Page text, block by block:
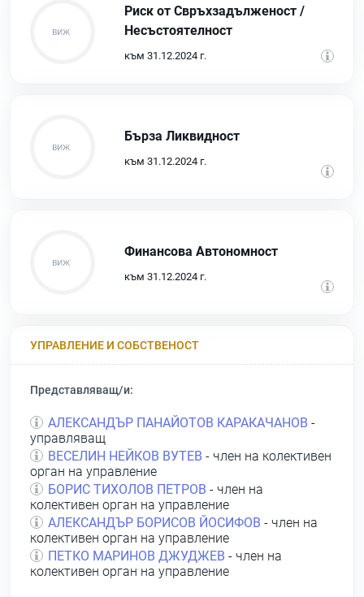
Риск от Свръхзадълженост /
Несъстоятелност
към 31.12.2024 г.
Бърза Ликвидност
към 31.12.2024 г.
Финансова Автономност
към 31.12.2024 г.
УПРАВЛЕНИЕ И СОБСТВЕНОСТ
Представляващ/и:
АЛЕКСАНДЪР ПАНАЙОТОВ КАРАКАЧАНОВ -
управляващ
ВЕСЕЛИН НЕЙКОВ ВУТЕВ - член на колективен
орган на управление
БОРИС ТИХОЛОВ ПЕТРОВ - член на
колективен орган на управление
АЛЕКСАНДЪР БОРИСОВ ЙОСИФОВ - член на
колективен орган на управление
ПЕТКО МАРИНОВ ДЖУДЖЕВ - член на
колективен орган на управление